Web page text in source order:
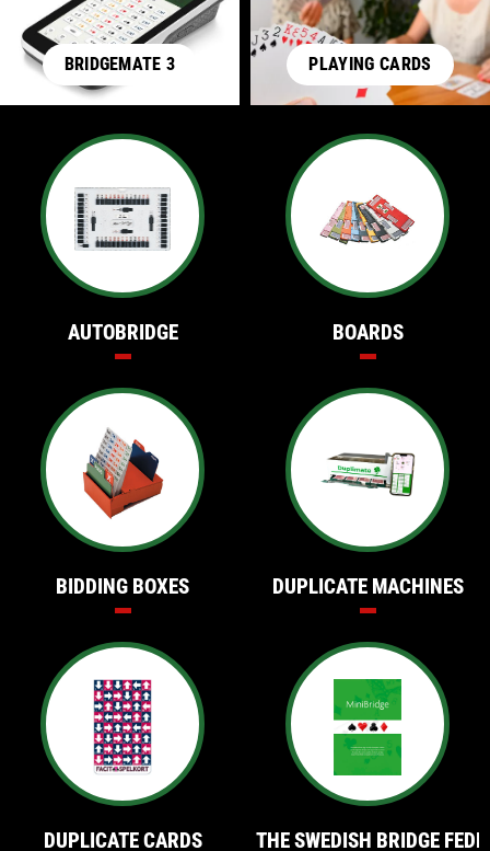
BRIDGEMATE 3 PLAYING CARDS
AUTOBRIDGE BOARDS
BIDDING BOXES DUPLICATE MACHINES
DUPLICATE CARDS THE SWEDISH BRIDGE